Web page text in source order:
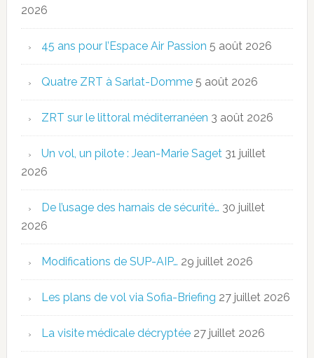
2026
45 ans pour l’Espace Air Passion 5 août 2026
Quatre ZRT à Sarlat-Domme 5 août 2026
ZRT sur le littoral méditerranéen 3 août 2026
Un vol, un pilote : Jean-Marie Saget 31 juillet
2026
De l’usage des harnais de sécurité… 30 juillet
2026
Modifications de SUP-AIP… 29 juillet 2026
Les plans de vol via Sofia-Briefing 27 juillet 2026
La visite médicale décryptée 27 juillet 2026